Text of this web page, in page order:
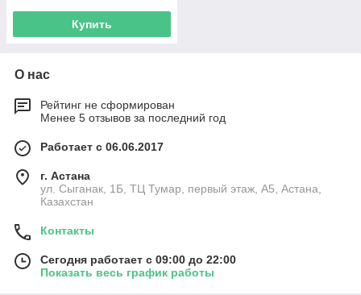
Купить
О нас
Рейтинг не сформирован
Менее 5 отзывов за последний год
Работает с 06.06.2017
г. Астана
ул. Сыганак, 1Б, ТЦ Тумар, первый этаж, А5, Астана,
Казахстан
Контакты
Сегодня работает с 09:00 до 22:00
Показать весь график работы